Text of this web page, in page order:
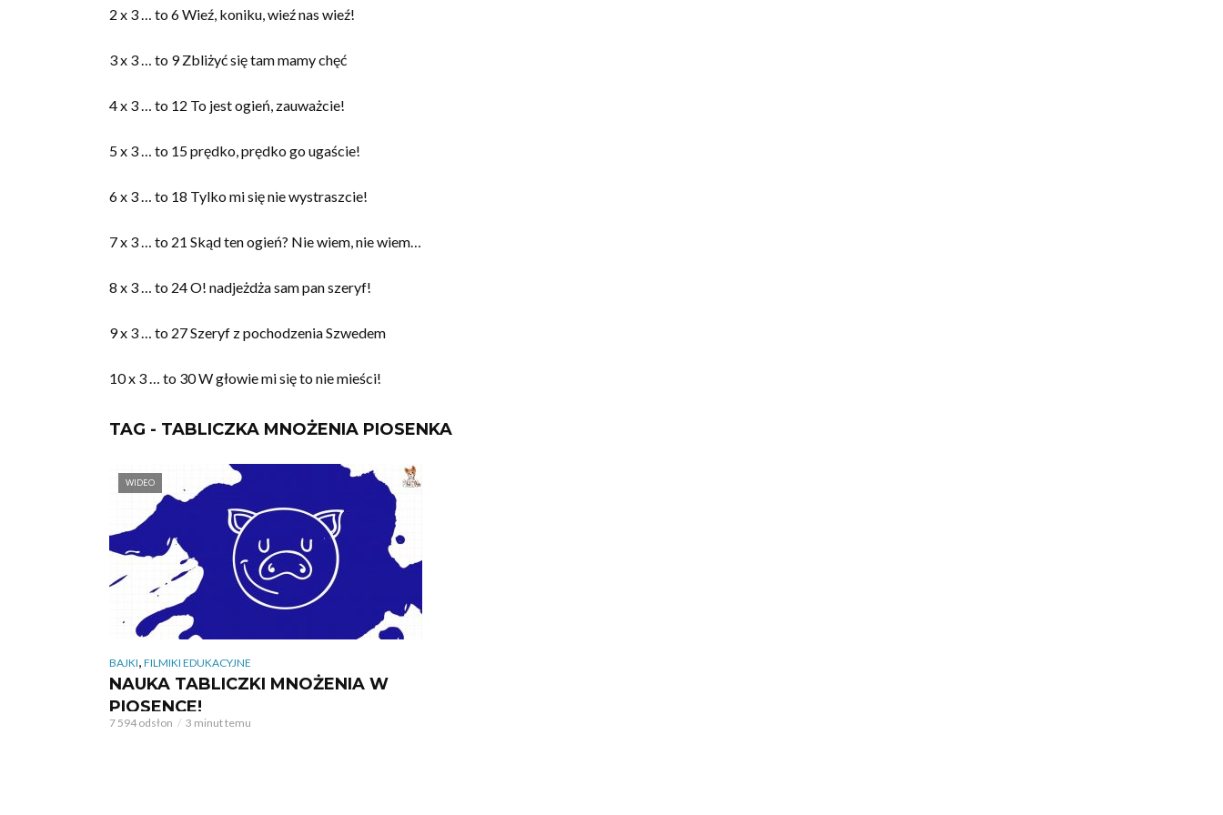
2 x 3 … to 6 Wieź, koniku, wieź nas wieź!
3 x 3 … to 9 Zbliżyć się tam mamy chęć
4 x 3 … to 12 To jest ogień, zauważcie!
5 x 3 … to 15 prędko, prędko go ugaście!
6 x 3 … to 18 Tylko mi się nie wystraszcie!
7 x 3 … to 21 Skąd ten ogień? Nie wiem, nie wiem…
8 x 3 … to 24 O! nadjeżdża sam pan szeryf!
9 x 3 … to 27 Szeryf z pochodzenia Szwedem
10 x 3 … to 30 W głowie mi się to nie mieści!
TAG - TABLICZKA MNOŻENIA PIOSENKA
WIDEO
BAJKI, FILMIKI EDUKACYJNE
NAUKA TABLICZKI MNOŻENIA W
PIOSENCE!
7 594 odsłon 3 minut temu